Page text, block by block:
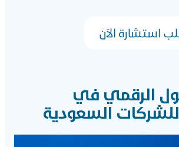
استشارة الآن
الرقمي في
السعودية